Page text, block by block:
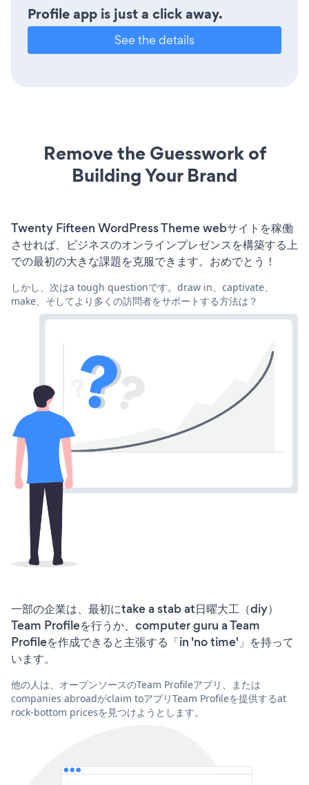
Profile app is just a click away.
See the details
Remove the Guesswork of
Building Your Brand
Twenty Fifteen WordPress Theme webサイトを稼働
させれば、ビジネスのオンラインプレゼンスを構築する上
での最初の大きな課題を克服できます。おめでとう！
しかし、次はa tough questionです。draw in、captivate、
make、そしてより多くの訪問者をサポートする方法は？
一部の企業は、最初にtake a stab at日曜大工（diy）
Team Profileを行うか、computer guru a Team
Profileを作成できると主張する「in 'no time'」を持って
います。
他の人は、オープンソースのTeam Profileアプリ、または
companies abroadがclaim toアプリTeam Profileを提供するat
rock-bottom pricesを見つけようとします。